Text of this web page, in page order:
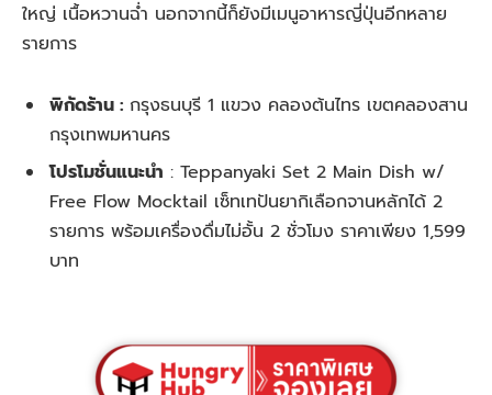
ใหญ่ เนื้อหวานฉ่ำ นอกจากนี้ก็ยังมีเมนูอาหารญี่ปุ่นอีกหลาย
รายการ
พิกัดร้าน : กรุงธนบุรี 1 แขวง คลองต้นไทร เขตคลองสาน
กรุงเทพมหานคร
โปรโมชั่นแนะนำ : Teppanyaki Set 2 Main Dish w/
Free Flow Mocktail เซ็ทเทปันยากิเลือกจานหลักได้ 2
รายการ พร้อมเครื่องดื่มไม่อั้น 2 ชั่วโมง ราคาเพียง 1,599
บาท